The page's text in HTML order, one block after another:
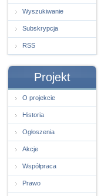
Wyszukiwanie
Subskrypcja
RSS
Projekt
O projekcie
Historia
Ogłoszenia
Akcje
Współpraca
Prawo